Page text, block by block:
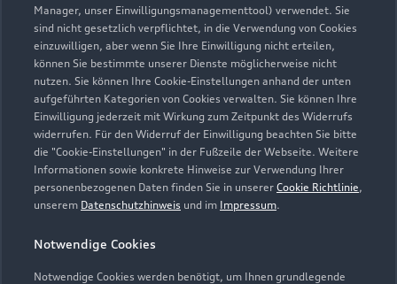
Manager, unser Einwilligungsmanagementtool) verwendet. Sie
sind nicht gesetzlich verpflichtet, in die Verwendung von Cookies
einzuwilligen, aber wenn Sie Ihre Einwilligung nicht erteilen,
können Sie bestimmte unserer Dienste möglicherweise nicht
nutzen. Sie können Ihre Cookie-Einstellungen anhand der unten
aufgeführten Kategorien von Cookies verwalten. Sie können Ihre
Einwilligung jederzeit mit Wirkung zum Zeitpunkt des Widerrufs
widerrufen. Für den Widerruf der Einwilligung beachten Sie bitte
die "Cookie-Einstellungen" in der Fußzeile der Webseite. Weitere
Informationen sowie konkrete Hinweise zur Verwendung Ihrer
personenbezogenen Daten finden Sie in unserer Cookie Richtlinie,
unserem Datenschutzhinweis und im Impressum.
Notwendige Cookies
Notwendige Cookies werden benötigt, um Ihnen grundlegende
Kontaktdaten herunterladen
Öffnungszeiten
Service
Geschlossen,öffnet amFreitag 07:30
Teile- und Zubehörverkauf
Geschlossen,öffnet am Freitag 07:30